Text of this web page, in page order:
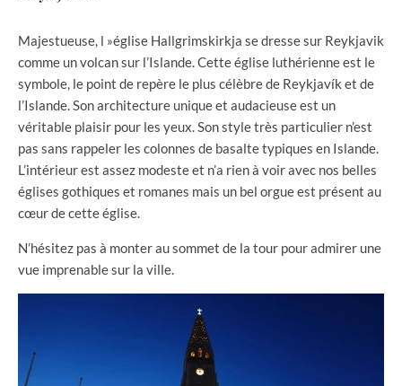
Majestueuse, l »église Hallgrimskirkja se dresse sur Reykjavik
comme un volcan sur l’Islande. Cette église luthérienne est le
symbole, le point de repère le plus célèbre de Reykjavík et de
l’Islande. Son architecture unique et audacieuse est un
véritable plaisir pour les yeux. Son style très particulier n’est
pas sans rappeler les colonnes de basalte typiques en Islande.
L’intérieur est assez modeste et n’a rien à voir avec nos belles
églises gothiques et romanes mais un bel orgue est présent au
cœur de cette église.
N’hésitez pas à monter au sommet de la tour pour admirer une
vue imprenable sur la ville.